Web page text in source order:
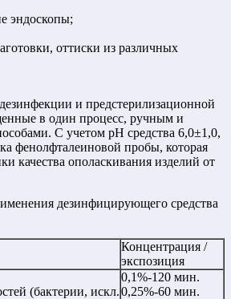
эндоскопы;
оттиски из различных
и предстерилизационной
в один процесс, ручным и
С учетом рН средства 6,0±1,0,
фенолфталеиновой пробы, которая
качества ополаскивания изделий от
дезинфицирующего средства
Концентрация /
экспозиция
(бактерии, искл.
0,1%-120 мин.
0,25%-60 мин.